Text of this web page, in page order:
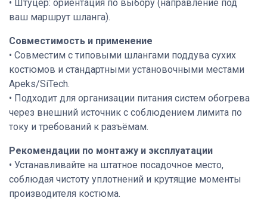
• Штуцер: ориентация по выбору (направление под
ваш маршрут шланга).
Совместимость и применение
• Совместим с типовыми шлангами поддува сухих
костюмов и стандартными установочными местами
Apeks/SiTech.
• Подходит для организации питания систем обогрева
через внешний источник с соблюдением лимита по
току и требований к разъёмам.
Рекомендации по монтажу и эксплуатации
• Устанавливайте на штатное посадочное место,
соблюдая чистоту уплотнений и крутящие моменты
производителя костюма.